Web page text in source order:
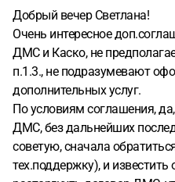
Добрый вечер Светлана!
Очень интересное
ДМС и Каско, не
п.1.3., не подразумевают
дополнительных услуг.
По условиям соглашения,
ДМС, без дальнейших
советую, сначала
тех.поддержку), и